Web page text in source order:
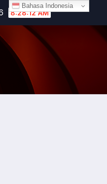
8:28:12 AM
Bahasa Indonesia